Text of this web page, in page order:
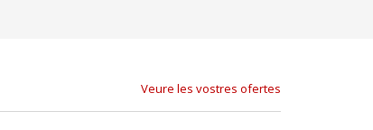
Veure les vostres ofertes